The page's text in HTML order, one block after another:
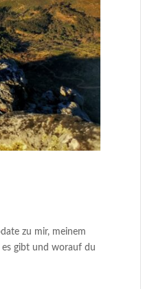
zu mir, meinem
gibt und worauf du